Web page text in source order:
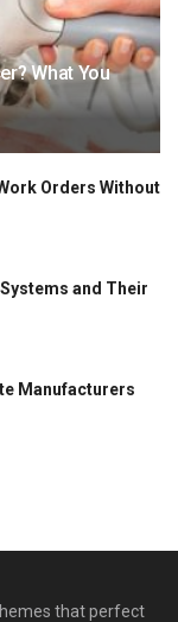
What You
Orders Without
and Their
Manufacturers
that perfect